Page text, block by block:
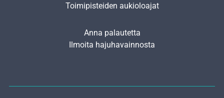
Toimipisteiden aukioloajat
Anna palautetta
Ilmoita hajuhavainnosta